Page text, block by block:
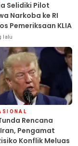
Selidiki Pilot
Narkoba ke RI
Pemeriksaan KLIA
lalu
Rencana
Pengamat
Konflik Meluas